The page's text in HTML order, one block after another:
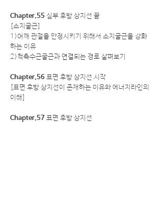
Chapter.55 심부 후방 상지선 끝
[소지굴근]
1)어깨 관절을 안정시키기 위해서 소지굴근을 강화
하는 이유
2)척측수근굴근과 연결되는 경로 살펴보기
Chapter.56 표면 후방 상지선 시작
[표면 후방 상지선이 존재하는 이유와 에너지라인의
이해]
Chapter.57 표면 후방 상지선